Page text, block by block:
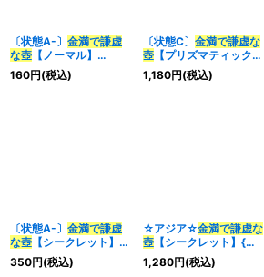
〔状態A-〕 金満で謙虚
な壺 【ノーマル】
{TT01-JPC10}《魔法》
160円(税込)
〔状態C〕 金満で謙虚な
壺【プリズマティックシ
ークレット】{BLVO-
JP065}《魔法》
1,180円(税込)
〔状態A-〕 金満で謙虚
な壺 【シークレット】
{BLVO-JP065}《魔
法》
350円(税込)
☆アジア☆金満で謙虚な
壺【シークレット】{ア
ジアBLVO-JP065}《魔
法》
1,280円(税込)